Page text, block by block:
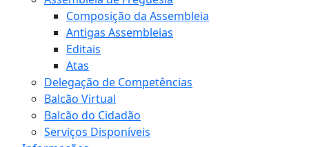
Composição da Assembleia
Antigas Assembleias
Editais
Atas
Delegação de Competências
Balcão Virtual
Balcão do Cidadão
Serviços Disponíveis